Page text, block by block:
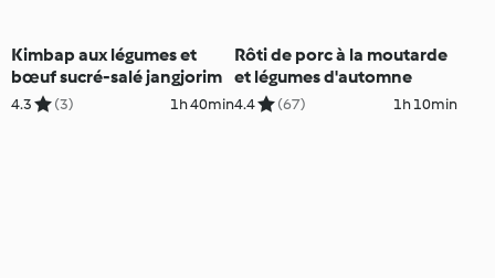
Kimbap aux légumes et
bœuf sucré-salé jangjorim
4.3 (3) 1h 40min
Rôti de porc à la moutarde
et légumes d'automne
4.4 (67) 1h 10min